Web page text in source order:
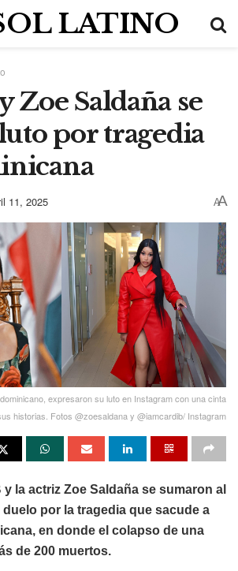
LATINO
Zoe Saldaña se
por tragedia
11, 2025 AA
expresaron su luto en Instagram con una cinta
historias. Fotos @zoesaldana y @iamcardib/ Instagram
y la actriz Zoe Saldaña se sumaron al
por la tragedia que sacude a
en donde el colapso de una
de 200 muertos.